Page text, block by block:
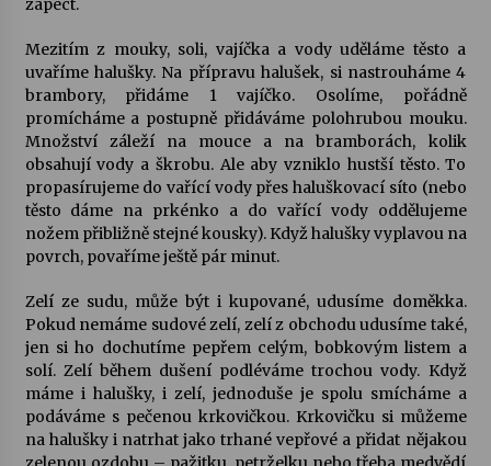
zapéct.
Mezitím z mouky, soli, vajíčka a vody uděláme těsto a
uvaříme halušky. Na přípravu halušek, si nastrouháme 4
brambory, přidáme 1 vajíčko. Osolíme, pořádně
promícháme a postupně přidáváme polohrubou mouku.
Množství záleží na mouce a na bramborách, kolik
obsahují vody a škrobu. Ale aby vzniklo hustší těsto. To
propasírujeme do vařící vody přes haluškovací síto (nebo
těsto dáme na prkénko a do vařící vody oddělujeme
nožem přibližně stejné kousky). Když halušky vyplavou na
povrch, povaříme ještě pár minut.
Zelí ze sudu, může být i kupované, udusíme doměkka.
Pokud nemáme sudové zelí, zelí z obchodu udusíme také,
jen si ho dochutíme pepřem celým, bobkovým listem a
solí. Zelí během dušení podléváme trochou vody. Když
máme i halušky, i zelí, jednoduše je spolu smícháme a
podáváme s pečenou krkovičkou. Krkovičku si můžeme
na halušky i natrhat jako trhané vepřové a přidat nějakou